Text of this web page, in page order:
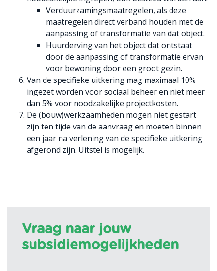
Verduurzamingsmaatregelen, als deze
maatregelen direct verband houden met de
aanpassing of transformatie van dat object.
Huurderving van het object dat ontstaat
door de aanpassing of transformatie ervan
voor bewoning door een groot gezin.
Van de specifieke uitkering mag maximaal 10%
ingezet worden voor sociaal beheer en niet meer
dan 5% voor noodzakelijke projectkosten.
De (bouw)werkzaamheden mogen niet gestart
zijn ten tijde van de aanvraag en moeten binnen
een jaar na verlening van de specifieke uitkering
afgerond zijn. Uitstel is mogelijk.
Vraag naar jouw
subsidiemogelijkheden